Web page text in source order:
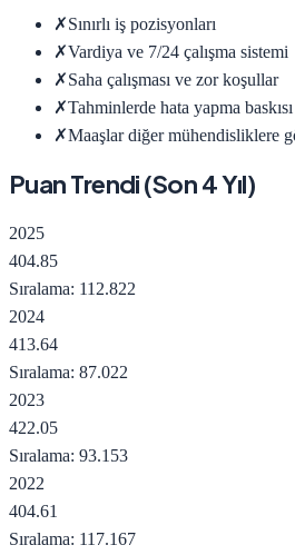
✗Sınırlı iş pozisyonları
✗Vardiya ve 7/24 çalışma sistemi
✗Saha çalışması ve zor koşullar
✗Tahminlerde hata yapma baskısı
✗Maaşlar diğer mühendisliklere
Puan Trendi (Son4Yıl)
2025
404.85
Sıralama: 112.822
2024
413.64
Sıralama: 87.022
2023
422.05
Sıralama: 93.153
2022
404.61
Sıralama: 117.167